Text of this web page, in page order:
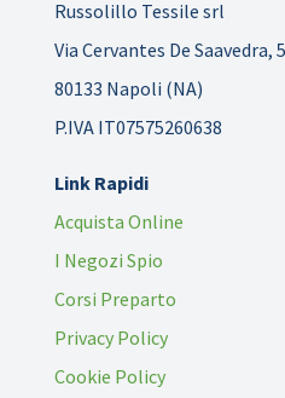
Russolillo Tessile srl
Via Cervantes De Saavedra,
80133 Napoli (NA)
P.IVA IT07575260638
Link Rapidi
Acquista Online
I Negozi Spio
Corsi Preparto
Privacy Policy
Cookie Policy